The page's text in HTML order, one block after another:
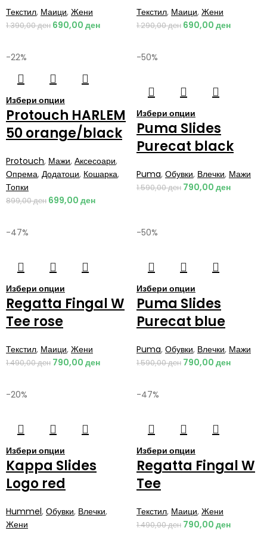
Текстил, Маици, Жени
1.390,00ден 690,00 ден
Текстил, Маици, Жени
1.290,00ден 690,00 ден
-22%
Избери опции
Protouch HARLEM
50 orange/black
Protouch, Мажи, Аксесоари,
Опрема, Додатоци, Кошарка,
Топки
899,00ден 699,00 ден
-50%
Избери опции
Puma Slides
Purecat black
Puma, Обувки, Влечки, Мажи
1.590,00ден 790,00 ден
-47%
Избери опции
Regatta Fingal W
Tee rose
Текстил, Маици, Жени
1.490,00ден 790,00 ден
-50%
Избери опции
Puma Slides
Purecat blue
Puma, Обувки, Влечки, Мажи
1.590,00ден 790,00 ден
-20%
Избери опции
Kappa Slides
Logo red
Hummel, Обувки, Влечки,
Жени
-47%
Избери опции
Regatta Fingal W
Tee
Текстил, Маици, Жени
1.490,00ден 790,00 ден